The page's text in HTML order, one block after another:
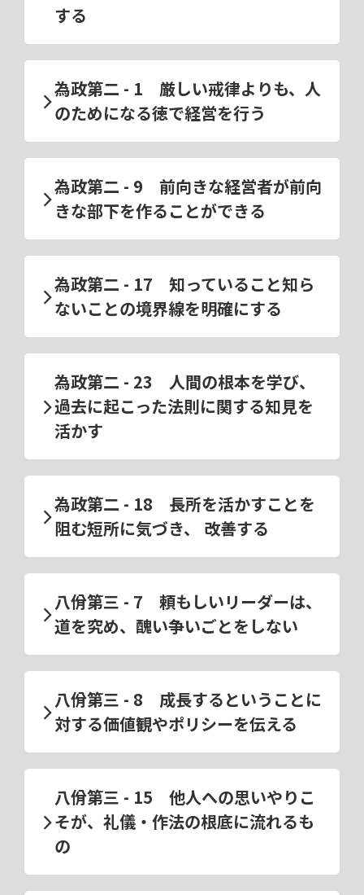
する
為政第二 - 1 厳しい戒律よりも、人
のためになる徳で経営を行う
為政第二 - 9 前向きな経営者が前向
きな部下を作ることができる
為政第二 - 17 知っていること知ら
ないことの境界線を明確にする
為政第二 - 23 人間の根本を学び、
過去に起こった法則に関する知見を
活かす
為政第二 - 18 長所を活かすことを
阻む短所に気づき、 改善する
八佾第三 - 7 頼もしいリーダーは、
道を究め、醜い争いごとをしない
八佾第三 - 8 成長するということに
対する価値観やポリシーを伝える
八佾第三 - 15 他人への思いやりこ
そが、礼儀・作法の根底に流れるも
の